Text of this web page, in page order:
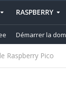
RASPBERRY
Démarrer la
Raspberry Pico